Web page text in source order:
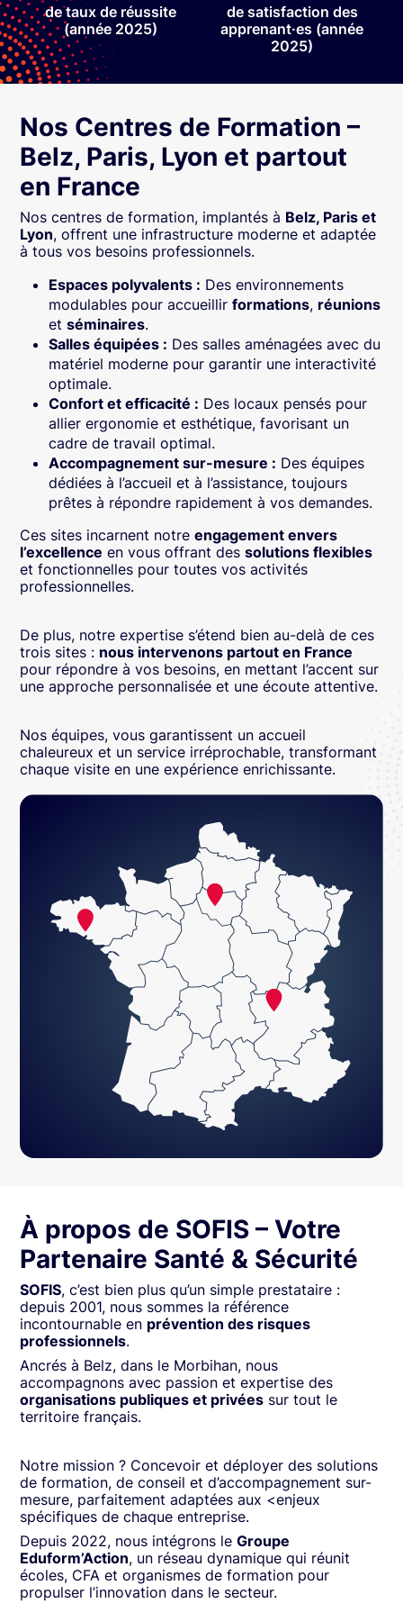
de taux de réussite
(année 2025)
de satisfaction des
apprenant·es (année
2025)
Nos Centres de Formation –
Belz, Paris, Lyon et partout
en France
Nos centres de formation, implantés à Belz, Paris et
Lyon, offrent une infrastructure moderne et adaptée
à tous vos besoins professionnels.
Espaces polyvalents : Des environnements
modulables pour accueillirformations, réunions
etséminaires.
Salles équipées : Des salles aménagées avec du
matériel moderne pour garantir une interactivité
optimale.
Confort et efficacité : Des locaux pensés pour
allier ergonomie et esthétique, favorisant un
cadre de travail optimal.
Accompagnement sur-mesure : Des équipes
dédiées à l’accueil et à l’assistance, toujours
prêtes à répondre rapidement à vos demandes.
Ces sites incarnent notreengagement envers
l’excellence en vous offrant dessolutions flexibles
et fonctionnelles pour toutes vos activités
professionnelles.
De plus, notre expertise s’étend bien au-delà de ces
trois sites : nous intervenons partout en France
pour répondre à vos besoins, en mettant l’accent sur
une approche personnalisée et une écoute attentive.
Nos équipes, vous garantissent un accueil
chaleureux et un service irréprochable, transformant
chaque visite en une expérience enrichissante.
À propos de SOFIS – Votre
Partenaire Santé & Sécurité
SOFIS, c’est bien plus qu’un simple prestataire :
depuis 2001, nous sommes la référence
incontournable en prévention des risques
professionnels.
Ancrés à Belz, dans le Morbihan, nous
accompagnons avec passion et expertise des
organisations publiques et privées sur tout le
territoire français.
Notre mission ? Concevoir et déployer des solutions
de formation, de conseil et d’accompagnement sur-
mesure, parfaitement adaptées aux <enjeux
spécifiques de chaque entreprise.
Depuis 2022, nous intégrons leGroupe
Eduform’Action, un réseau dynamique qui réunit
écoles, CFA et organismes de formation pour
propulser l’innovation dans le secteur.